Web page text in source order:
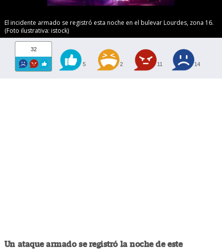
El incidente armado se registró esta noche en el bulevar Lourdes, zona 16.
(Foto ilustrativa: istock)
32
5 2 11 14
Un ataque armado se registró la noche de este